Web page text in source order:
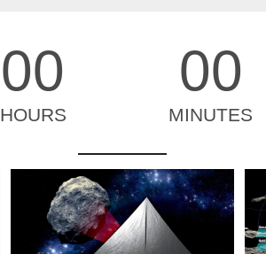
00
HOURS
00
MINUTES